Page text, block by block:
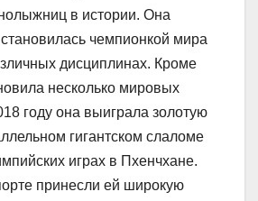
в истории. Она
чемпионкой мира
дисциплинах. Кроме
несколько мировых
году она выиграла золотую
гигантском слаломе
играх в Пхенчхане.
принесли ей широкую